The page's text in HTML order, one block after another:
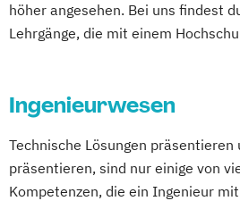
Integrales Gebäude- und
Energiemanagement
Management in Information
Technologies
Management und IT
Marketing und Verkauf
höher angesehen. Bei uns findest
Lehrgänge, die mit einem
Ingenieurwesen
Technische Lösungen präsentieren
präsentieren, sind nur einige von
Kompetenzen, die ein Ingenieur